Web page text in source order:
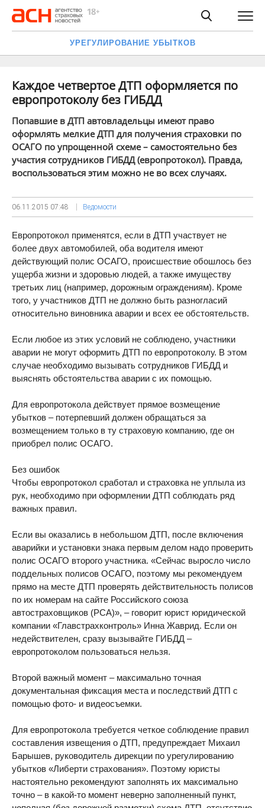
УРЕГУЛИРОВАНИЕ УБЫТКОВ
Каждое четвертое ДТП оформляется по
европротоколу без ГИБДД
Попавшие в ДТП автовладельцы имеют право
оформлять мелкие ДТП для получения страховки по
ОСАГО по упрощенной схеме – самостоятельно без
участия сотрудников ГИБДД (европротокол). Правда,
воспользоваться этим можно не во всех случаях.
06.11.2015 07:48 Ведомости
Европротокол применятся, если в ДТП участвует не
более двух автомобилей, оба водителя имеют
действующий полис ОСАГО, происшествие обошлось без
ущерба жизни и здоровью людей, а также имуществу
третьих лиц (например, дорожным ограждениям). Кроме
того, у участников ДТП не должно быть разногласий
относительно виновника аварии и всех ее обстоятельств.
Если любое из этих условий не соблюдено, участники
аварии не могут оформить ДТП по европротоколу. В этом
случае необходимо вызывать сотрудников ГИБДД и
выяснять обстоятельства аварии с их помощью.
Для европротокола действует прямое возмещение
убытков – потерпевший должен обращаться за
возмещением только в ту страховую компанию, где он
приобрел полис ОСАГО.
Без ошибок
Чтобы европротокол сработал и страховка не уплыла из
рук, необходимо при оформлении ДТП соблюдать ряд
важных правил.
Если вы оказались в небольшом ДТП, после включения
аварийки и установки знака первым делом надо проверить
полис ОСАГО второго участника. «Сейчас выросло число
поддельных полисов ОСАГО, поэтому мы рекомендуем
прямо на месте ДТП проверять действительность полисов
по их номерам на сайте Российского союза
автостраховщиков (РСА)», – говорит юрист юридической
компании «Главстрахконтроль» Инна Жаврид. Если он
недействителен, сразу вызывайте ГИБДД –
европротоколом пользоваться нельзя.
Второй важный момент – максимально точная
документальная фиксация места и последствий ДТП с
помощью фото- и видеосъемки.
Для европротокола требуется четкое соблюдение правил
составления извещения о ДТП, предупреждает Михаил
Барышев, руководитель дирекции по урегулированию
убытков «Либерти страхования». Поэтому юристы
настоятельно рекомендуют заполнять их максимально
точно – в какой-то момент неверно заполненный пункт,